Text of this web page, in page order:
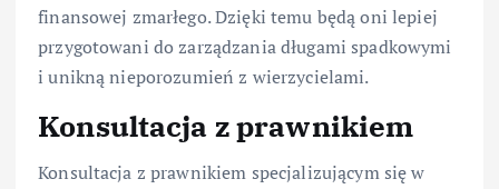
finansowej zmarłego. Dzięki temu będą oni lepiej
przygotowani do zarządzania długami spadkowymi
i unikną nieporozumień z wierzycielami.
Konsultacja z prawnikiem
Konsultacja z prawnikiem specjalizującym się w